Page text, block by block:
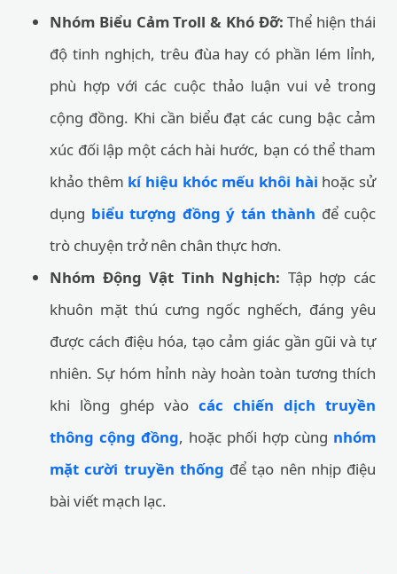
Nhóm Biểu Cảm Troll & Khó Đỡ: Thể hiện thái
độ tinh nghịch, trêu đùa hay có phần lém lỉnh,
phù hợp với các cuộc thảo luận vui vẻ trong
cộng đồng. Khi cần biểu đạt các cung bậc cảm
xúc đối lập một cách hài hước, bạn có thể tham
khảo thêm kí hiệu khóc mếu khôi hài hoặc sử
dụng biểu tượng đồng ý tán thành để cuộc
trò chuyện trở nên chân thực hơn.
Nhóm Động Vật Tinh Nghịch: Tập hợp các
khuôn mặt thú cưng ngốc nghếch, đáng yêu
được cách điệu hóa, tạo cảm giác gần gũi và tự
nhiên. Sự hóm hỉnh này hoàn toàn tương thích
khi lồng ghép vào các chiến dịch truyền
thông cộng đồng, hoặc phối hợp cùng nhóm
mặt cười truyền thống để tạo nên nhịp điệu
bài viết mạch lạc.